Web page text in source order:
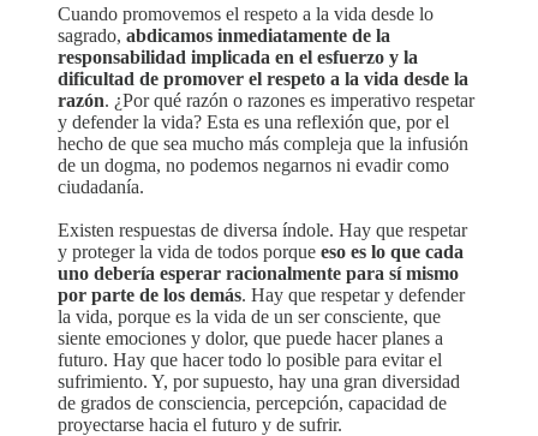
Cuando promovemos el respeto a la vida desde lo
sagrado, abdicamos inmediatamente de la
responsabilidad implicada en el esfuerzo y la
dificultad de promover el respeto a la vida desde la
razón. ¿Por qué razón o razones es imperativo respetar
y defender la vida? Esta es una reflexión que, por el
hecho de que sea mucho más compleja que la infusión
de un dogma, no podemos negarnos ni evadir como
ciudadanía.
Existen respuestas de diversa índole. Hay que respetar
y proteger la vida de todos porque eso es lo que cada
uno debería esperar racionalmente para sí mismo
por parte de los demás. Hay que respetar y defender
la vida, porque es la vida de un ser consciente, que
siente emociones y dolor, que puede hacer planes a
futuro. Hay que hacer todo lo posible para evitar el
sufrimiento. Y, por supuesto, hay una gran diversidad
de grados de consciencia, percepción, capacidad de
proyectarse hacia el futuro y de sufrir.